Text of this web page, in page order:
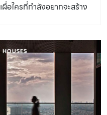
อใครที่กำลังอยากจะสร้าง